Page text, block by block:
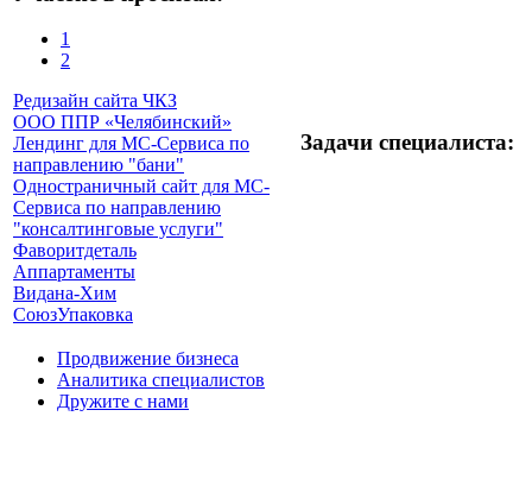
1
2
Редизайн сайта ЧКЗ
ООО ППР «Челябинский»
Лендинг для МС-Сервиса по
направлению "бани"
Одностраничный сайт для МС-
Сервиса по направлению
"консалтинговые услуги"
Фаворитдеталь
Аппартаменты
Видана-Хим
СоюзУпаковка
Задачи специалиста:
Продвижение бизнеса
Аналитика специалистов
Дружите с нами